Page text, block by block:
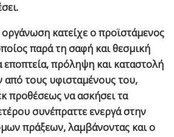
κατείχε ο προϊστάμενος
παρά τη σαφή και θεσμική
πρόληψη και καταστολή
από τους υφισταμένους του,
προθέσεως να ασκήσει τα
συνέπραττε ενεργά στην
πράξεων, λαμβάνοντας και ο